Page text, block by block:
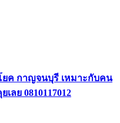
ยค กาญจนบุรี เหมาะกับคน
ลย 0810117012